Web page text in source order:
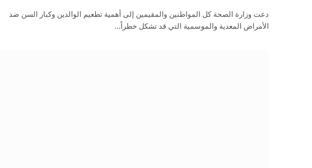
دعت وزارة الصحة كل المواطنين والمقيمين إلى أهمية تطعيم الوالدين وكبار السن ضد
الأمراض المعدية والموسمية التي قد تشكل خطراً…